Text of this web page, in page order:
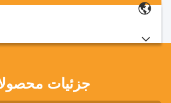
جزئیات